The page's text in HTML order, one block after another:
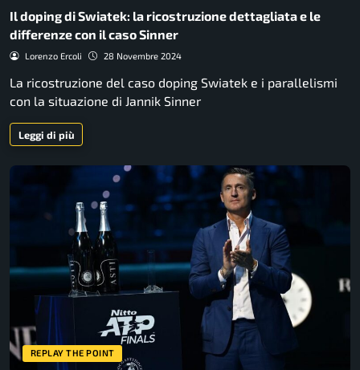
Il doping di Swiatek: la ricostruzione dettagliata e le
differenze con il caso Sinner
Lorenzo Ercoli 28 Novembre 2024
La ricostruzione del caso doping Swiatek e i parallelismi
con la situazione di Jannik Sinner
Leggi di più
REPLAY THE POINT